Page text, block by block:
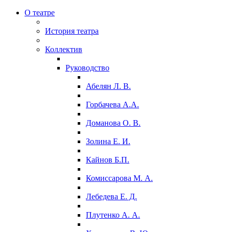
О театре
История театра
Коллектив
Руководство
Абелян Л. В.
Горбачева А.А.
Доманова О. В.
Золина Е. И.
Кайнов Б.П.
Комиссарова М. А.
Лебедева Е. Д.
Плутенко А. А.